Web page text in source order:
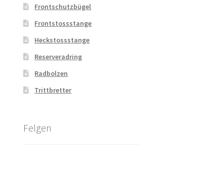
Frontschutzbügel
Frontstossstange
Heckstossstange
Reserveradring
Radbolzen
Trittbretter
Felgen